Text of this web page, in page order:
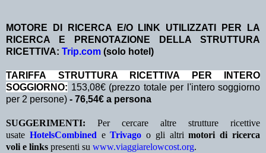
MOTORE DI RICERCA E/O LINK UTILIZZATI PER LA
RICERCA E PRENOTAZIONE DELLA STRUTTURA
RICETTIVA: Trip.com (solo hotel)
TA RIFFA STRUTTURA RICETTIVA PER INTERO
SOGGIORNO: 153,08€ (prezzo totale per l'intero soggiorno
per 2 persone) - 76,54€ a persona
SUGGERIMENTI: Per cercare altre strutture ricettive
usate HotelsCombined eTrivago o gli altrimotori di ricerca
voli e links presenti su www.viaggiarelowcost.org.